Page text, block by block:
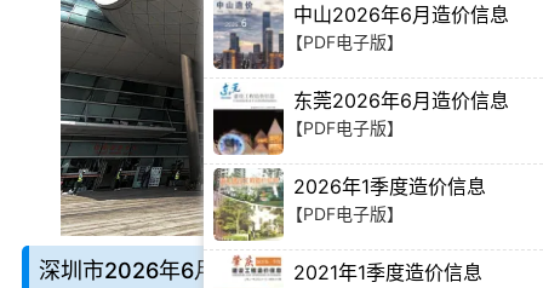
深圳市2026年6月造价信息说明：
中山2026年6月造价信息
【PDF电子版】
东莞2026年6月造价信息
【PDF电子版】
2026年1季度造价信息
【PDF电子版】
2021年1季度造价信息